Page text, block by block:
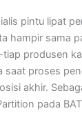
pintu lipat
hampir sama
produsen
saat proses
akhir.
pada